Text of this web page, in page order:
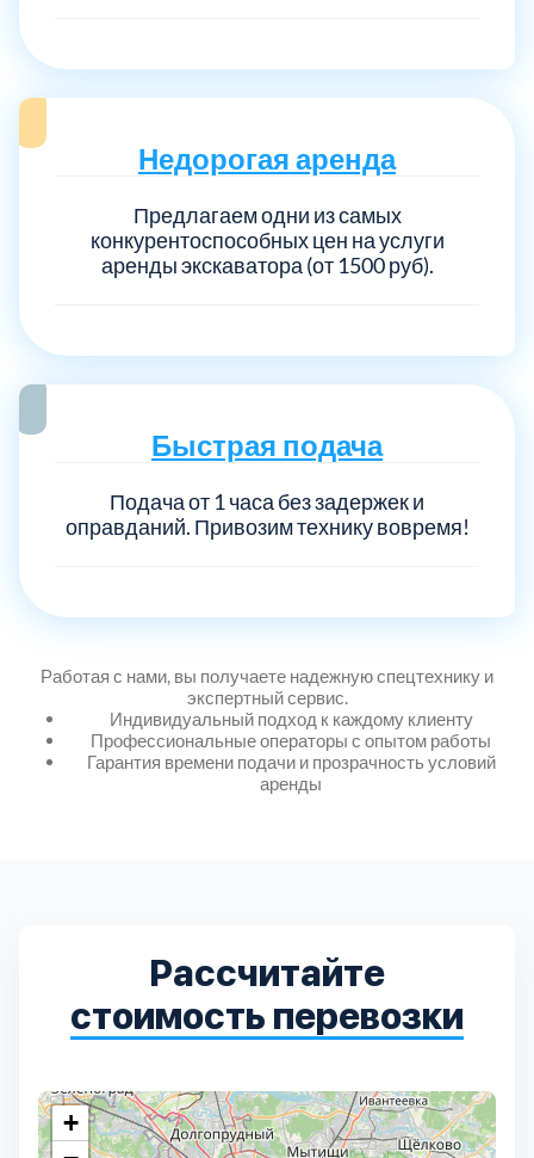
Недорогая аренда
Предлагаем одни из самых
конкурентоспособных цен на услуги
аренды экскаватора (от 1500 руб).
Быстрая подача
Подача от 1 часа без задержек и
оправданий. Привозим технику вовремя!
Работая с нами, вы получаете надежную спецтехнику и
экспертный сервис.
Индивидуальный подход к каждому клиенту
Профессиональные операторы с опытом работы
Гарантия времени подачи и прозрачность условий
аренды
Рассчитайте
стоимость перевозки
+
Выберите город:
Балашиха 5
Домодедовский 7
Зеленоградский
Истринский 11
Каширский 2